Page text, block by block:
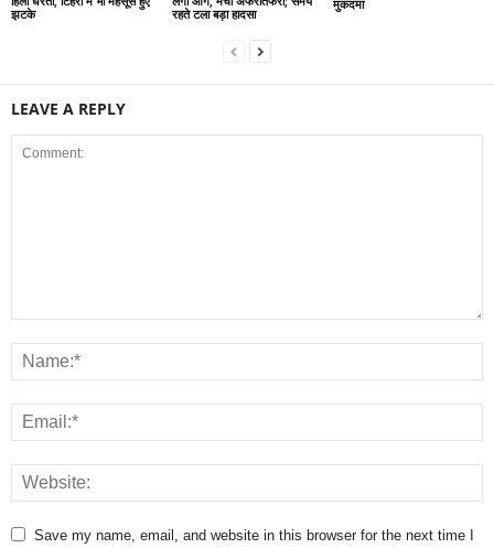
झटके
रहते टला बड़ा हादसा
मुकदमा
LEAVE A REPLY
Save my name, email, and website in this browser for the next time I